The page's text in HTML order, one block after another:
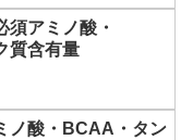
須アミノ酸・
質含有量
ノ酸・BCAA・タン